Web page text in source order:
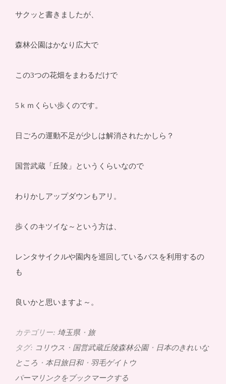
サクッと書きましたが、
森林公園はかなり広大で
この3つの花畑をまわるだけで
5ｋｍくらい歩くのです。
日ごろの運動不足が少しは解消されたかしら？
国営武蔵「丘陵」というくらいなので
わりかしアップダウンもアリ。
歩くのキツイな～という方は、
レンタサイクルや園内を巡回しているバスを利用するの
も
良いかと思いますよ～。
カテゴリー: 埼玉県・ 旅
タグ: コリウス ・ 国営武蔵丘陵森林公園・ 日本のきれいな
ところ ・ 本日旅日和・ 羽毛ゲイトウ
パーマリンクをブックマークする